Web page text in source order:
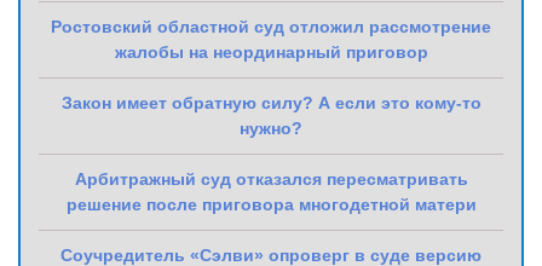
Ростовский областной суд отложил рассмотрение
жалобы на неординарный приговор
Закон имеет обратную силу? А если это кому-то
нужно?
Арбитражный суд отказался пересматривать
решение после приговора многодетной матери
Соучредитель «Сэлви» опроверг в суде версию